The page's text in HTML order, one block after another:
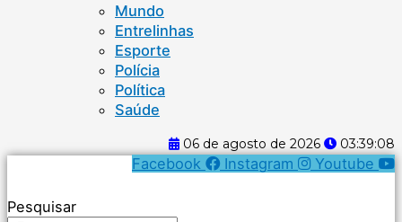
Mundo
Entrelinhas
Esporte
Polícia
Política
Saúde
06 de agosto de 2026 03:39:08
Facebook Instagram Youtube
Pesquisar